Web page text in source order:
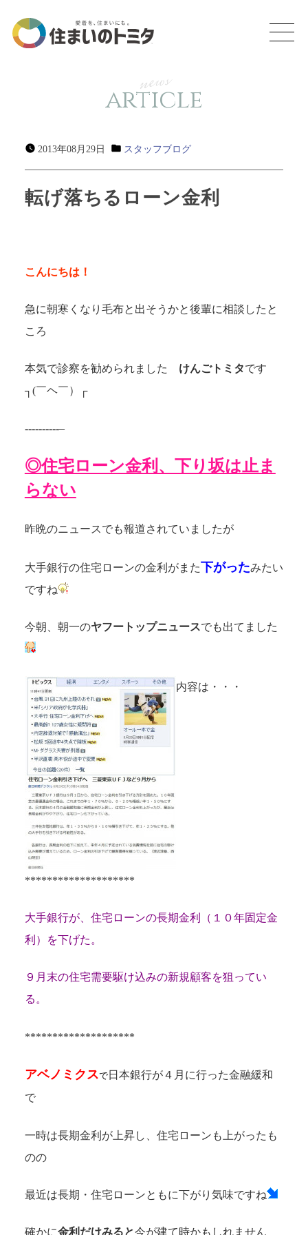
news
article
2013年08月29日 スタッフブログ
転げ落ちるローン金利
こんにちは！
急に朝寒くなり毛布と出そうかと後輩に相談したと
ころ
本気で診察を勧められました けんごトミタです
┐(￣ヘ￣）┌
----------–
◎住宅ローン金利、下り坂は止ま
らない
昨晩のニュースでも報道されていましたが
大手銀行の住宅ローンの金利がまた下がったみたい
ですね
今朝、朝一のヤフートップニュースでも出てました
内容は・・・
********************
大手銀行が、住宅ローンの長期金利（１０年固定金
利）を下げた。
９月末の住宅需要駆け込みの新規顧客を狙ってい
る。
********************
アベノミクスで日本銀行が４月に行った金融緩和
で
一時は長期金利が上昇し、住宅ローンも上がったも
のの
最近は長期・住宅ローンともに下がり気味ですね
確かに金利だけみると今が建て時かもしれません